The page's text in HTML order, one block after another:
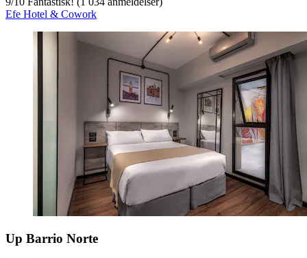
Efe Hotel & Cowork
Up Barrio Norte